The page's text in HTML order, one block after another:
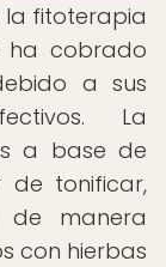
la fitoterapia
ha cobrado
a sus
La
a base de
tonificar,
manera
con hierbas